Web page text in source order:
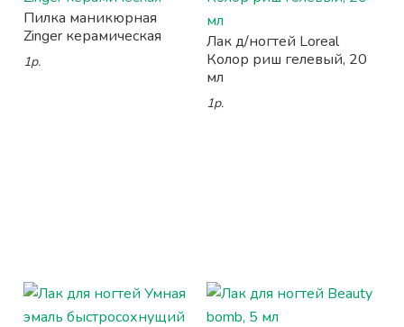
Пилка маникюрная
Zinger керамическая
1р.
Лак д/ногтей Loreal
Колор риш гелевый, 20
мл
1р.